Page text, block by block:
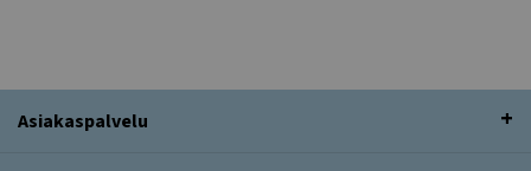
Asiakaspalvelu